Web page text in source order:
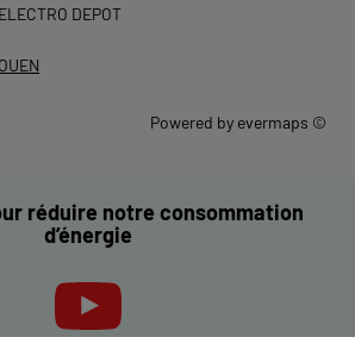
DEPOT
Powered by evermaps ©
réduire notre consommation
d’énergie